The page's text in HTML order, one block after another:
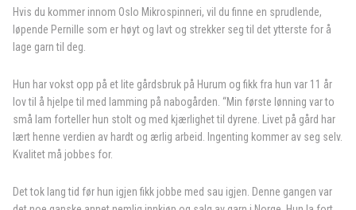
Hvis du kommer innom Oslo Mikrospinneri, vil du finne en sprudlende,
løpende Pernille som er høyt og lavt og strekker seg til det ytterste for å
lage garn til deg.
Hun har vokst opp på et lite gårdsbruk på Hurum og fikk fra hun var 11 år
lov til å hjelpe til med lamming på nabogården. “Min første lønning var to
små lam forteller hun stolt og med kjærlighet til dyrene. Livet på gård har
lært henne verdien av hardt og ærlig arbeid. Ingenting kommer av seg selv.
Kvalitet må jobbes for.
Det tok lang tid før hun igjen fikk jobbe med sau igjen. Denne gangen var